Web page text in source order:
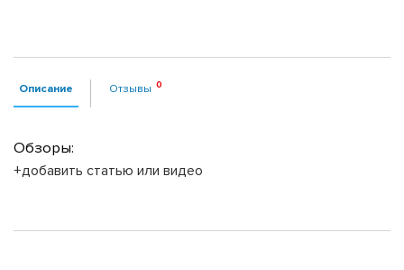
Описание Отзывы
Обзоры:
+добавить статью или видео